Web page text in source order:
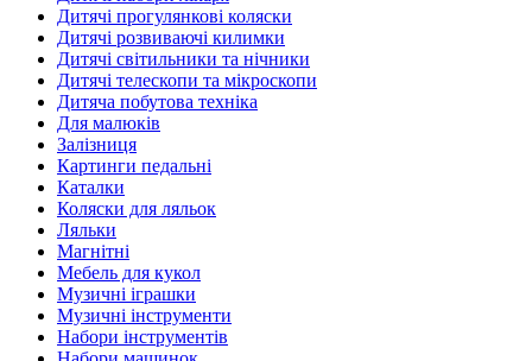
Дитячі прогулянкові коляски
Дитячі розвиваючі килимки
Дитячі світильники та нічники
Дитячі телескопи та мікроскопи
Дитяча побутова техніка
Для малюків
Залізниця
Картинги педальні
Каталки
Коляски для ляльок
Ляльки
Магнітні
Мебель для кукол
Музичні іграшки
Музичні інструменти
Набори інструментів